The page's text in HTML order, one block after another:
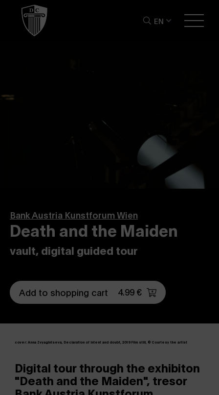
EN
Bank Austria Kunstforum Wien
Death and the Maiden
vault, digital guided tour
Add to shopping cart 4.99 €
cover: Anna Zvyagintseva, Declaration of intent and doubt, 2019 Film still, © Courtesy the artist
Digital tour through the exhibiton
"Death and the Maiden", tresor